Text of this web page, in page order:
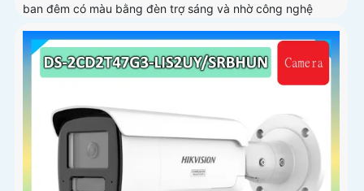
ban đêm có màu bằng đèn trợ sáng và nhờ công nghệ
ColorVU HikAI-ISP, có tính năng AI giúp nhận diện người và
phương tiện, tích hợp micro kép